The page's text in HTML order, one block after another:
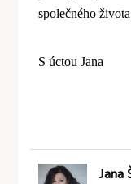
společného
S úctou Jana
Jana